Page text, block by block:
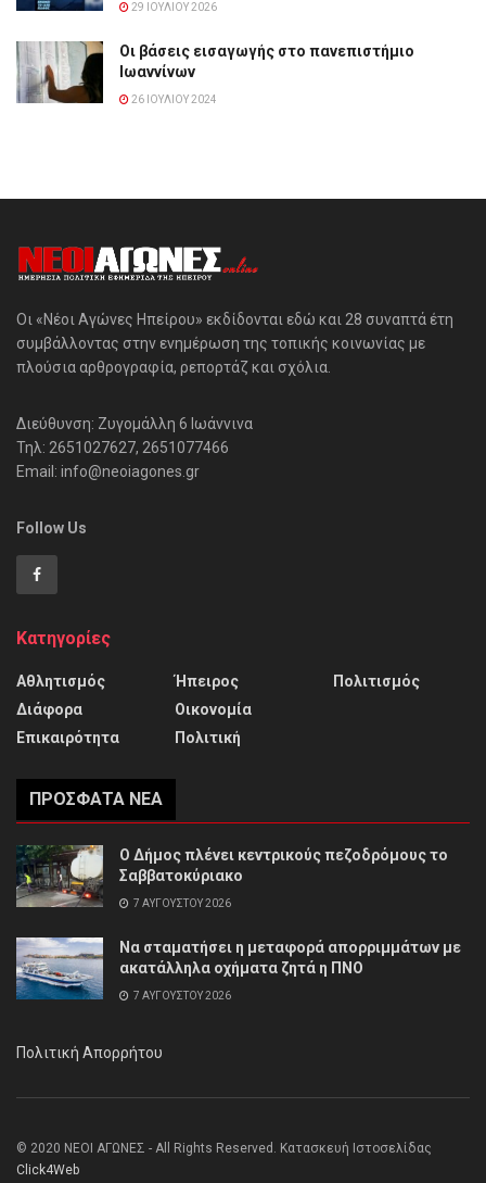
29 ΙΟΥΛΊΟΥ 2026
Οι βάσεις εισαγωγής στο πανεπιστήμιο
Ιωαννίνων
26 ΙΟΥΛΊΟΥ 2024
Οι «Νέοι Αγώνες Ηπείρου» εκδίδονται εδώ και 28 συναπτά έτη
συμβάλλοντας στην ενημέρωση της τοπικής κοινωνίας με
πλούσια αρθρογραφία, ρεπορτάζ και σχόλια.
Διεύθυνση: Ζυγομάλλη 6 Ιωάννινα
Τηλ: 2651027627, 2651077466
Email: info@neoiagones.gr
Follow Us
Κατηγορίες
Αθλητισμός
Διάφορα
Επικαιρότητα
Ήπειρος
Οικονομία
Πολιτική
Πολιτισμός
ΠΡΌΣΦΑΤΑ ΝΈΑ
Ο Δήμος πλένει κεντρικούς πεζοδρόμους το
Σαββατοκύριακο
7 ΑΥΓΟΎΣΤΟΥ 2026
Να σταματήσει η μεταφορά απορριμμάτων με
ακατάλληλα οχήματα ζητά η ΠΝΟ
7 ΑΥΓΟΎΣΤΟΥ 2026
Πολιτική Απορρήτου
© 2020 ΝΕΟΙ ΑΓΩΝΕΣ - All Rights Reserved. Κατασκευή Ιστοσελίδας
Click4Web